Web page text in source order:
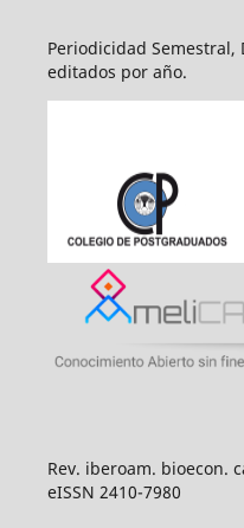
Periodicidad Semestral,
editados por año.
Rev. iberoam. bioecon.
eISSN 2410-7980